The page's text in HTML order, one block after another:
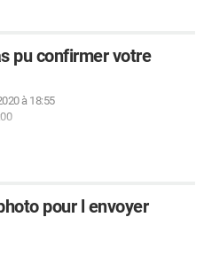
pu confirmer votre
à 18:55
pour l envoyer